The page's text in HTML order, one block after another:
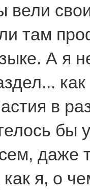
вели
там
А я
в
бы
даже
я, о